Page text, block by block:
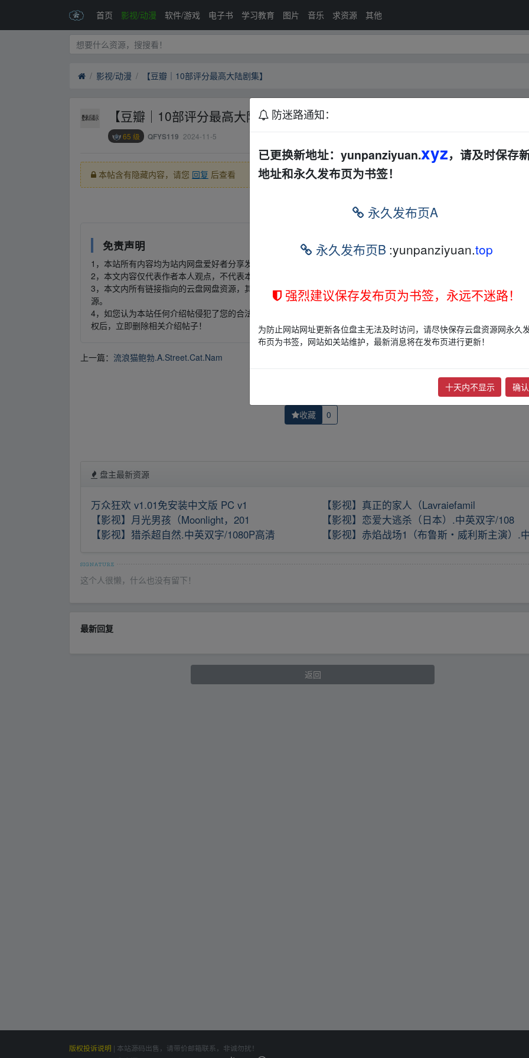
首页 影视/动漫 软件/游戏 电子书 学习教育 图片 音乐 求资源 其他
影视/动漫 【豆瓣｜10部评分最高大陆剧集】
【豆瓣｜10部评分最高大陆剧集】 夸克网盘
65 级 QFYS119 2024-11-5
本帖含有隐藏内容，请您 回复 后查看
免责声明
1，本站所有内容均为站内网盘爱好者分享发布的网盘链接介绍展示帖子，
2，本文内容仅代表作者本人观点，不代表本网站立场，作者文责自负。
3，本文内所有链接指向的云盘网盘资源，其版权归版权方所有！其实际管理权为帖子发布者所有，本站无法操作相关资
源。
4，如您认为本站任何介绍帖侵犯了您的合法版权，请点击
权后，立即删除相关介绍帖子！
上一篇： 流浪猫鲍勃.A.Street.Cat.Nam 罗马
收藏 0
盘主最新资源
万众狂欢 v1.01免安装中文版 PC v1
【影视】真正的家人（Lavraiefamil
【影视】月光男孩（Moonlight，201
【影视】恋爱大逃杀（日本）.中英双字/108
【影视】猎杀超自然.中英双字/1080P高清
【影视】赤焰战场1（布鲁斯・威利斯主演）.中
这个人很懒，什么也没有留下！
最新回复
返回
版权投诉说明 | 本站源码出售，请带价邮箱联系，非诚勿扰！
防迷路通知：
已更换新地址：yunpanziyuan.xyz，请及时保存
地址和永久发布页为书签！
永久发布页A
永久发布页B :yunpanziyuan.top
强烈建议保存发布页为书签，永远不迷路！
为防止网站网址更新各位盘主无法及时访问，请尽快保存云盘资源网永久
布页为书签，网站如关站维护，最新消息将在发布页进行更新！
十天内不显示 确认